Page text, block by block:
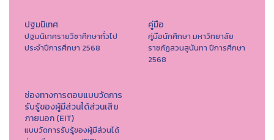
ปฐมนิเทศ
ปฐมนิเทศรายวิชาศึกษาทั่วไป
ประจำปีการศึกษา 2568
คู่มือ
คู่มือนักศึกษา มหาวิทยาลัย
ราชภัฏสวนสุนันทา ปีการศึกษา
2568
ช่องทางการตอบแบบวัดการ
รับรู้ของผู้มีส่วนได้ส่วนเสีย
ภายนอก (EIT)
แบบวัดการรับรู้ของผู้มีส่วนได้